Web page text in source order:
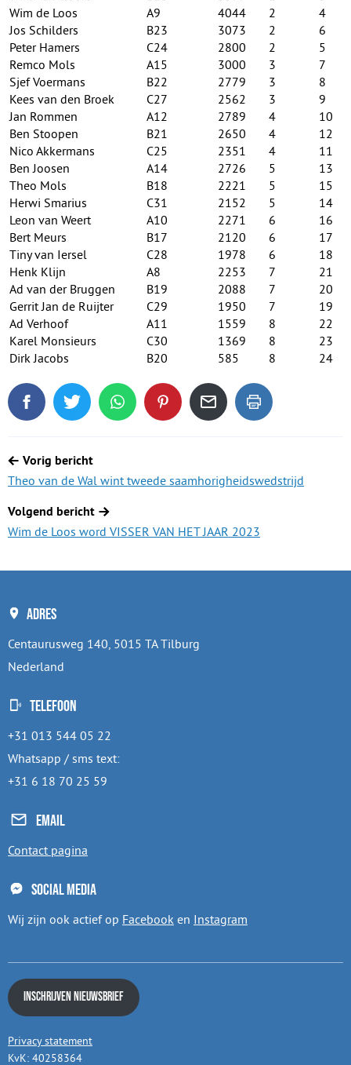
Wim de Loos
A9 4044 2
4
Jos Schilders
B23 3073 2
6
Peter Hamers
C24 2800 2
5
Remco Mols
A15 3000 3
7
Sjef Voermans
B22 2779 3
8
Kees van den Broek
C27 2562 3
9
Jan Rommen
A12 2789 4
10
Ben Stoopen
B21 2650 4
12
Nico Akkermans
C25 2351 4
11
Ben Joosen
A14 2726 5
13
Theo Mols
B18 2221 5
15
Herwi Smarius
C31 2152 5
14
Leon van Weert
A10 2271 6
16
Bert Meurs
B17 2120 6
17
Tiny van Iersel
C28 1978 6
18
Henk Klijn
A8 2253 7
21
Ad van der Bruggen
B19 2088 7
20
Gerrit Jan de Ruijter
C29 1950 7
19
Ad Verhoof
A11 1559 8
22
Karel Monsieurs
C30 1369 8
23
Dirk Jacobs
B20 585 8 24
Deel dit blogartikel op Facebook
Tweet dit blogartikel op Twitter
Deel dit blogartikel via WhatsApp
Deel dit blogartikel op Pinterest
Deel dit blogartikel via de
Dit blogartikel
Berichtnavigatie
Vorig bericht
Theo van de Wal wint tweede saamhorigheidswedstrijd
Volgend bericht
Wim de Loos word VISSER VAN HET JAAR 2023
Adres
Centaurusweg 140, 5015 TA Tilburg
Nederland
Telefoon
+31 013 544 05 22
Whatsapp / sms text:
+31 6 18 70 25 59
Email
Contact pagina
Social media
Wij zijn ook actief op Facebook en Instagram
Inschrijven nieuwsbrief
Privacy statement
KvK: 40258364